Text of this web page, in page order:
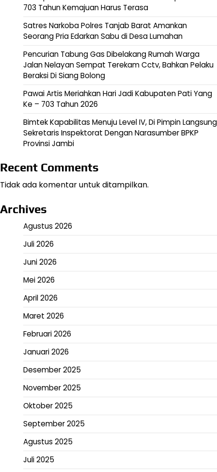
703 Tahun Kemajuan Harus Terasa
Satres Narkoba Polres Tanjab Barat Amankan
Seorang Pria Edarkan Sabu di Desa Lumahan
Pencurian Tabung Gas Dibelakang Rumah Warga
Jalan Nelayan Sempat Terekam Cctv, Bahkan Pelaku
Beraksi Di Siang Bolong
Pawai Artis Meriahkan Hari Jadi Kabupaten Pati Yang
Ke – 703 Tahun 2026
Bimtek Kapabilitas Menuju Level IV, Di Pimpin Langsung
Sekretaris Inspektorat Dengan Narasumber BPKP
Provinsi Jambi
Recent Comments
Tidak ada komentar untuk ditampilkan.
Archives
Agustus 2026
Juli 2026
Juni 2026
Mei 2026
April 2026
Maret 2026
Februari 2026
Januari 2026
Desember 2025
November 2025
Oktober 2025
September 2025
Agustus 2025
Juli 2025